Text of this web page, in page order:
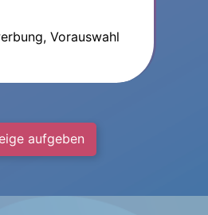
Vorauswahl
aufgeben